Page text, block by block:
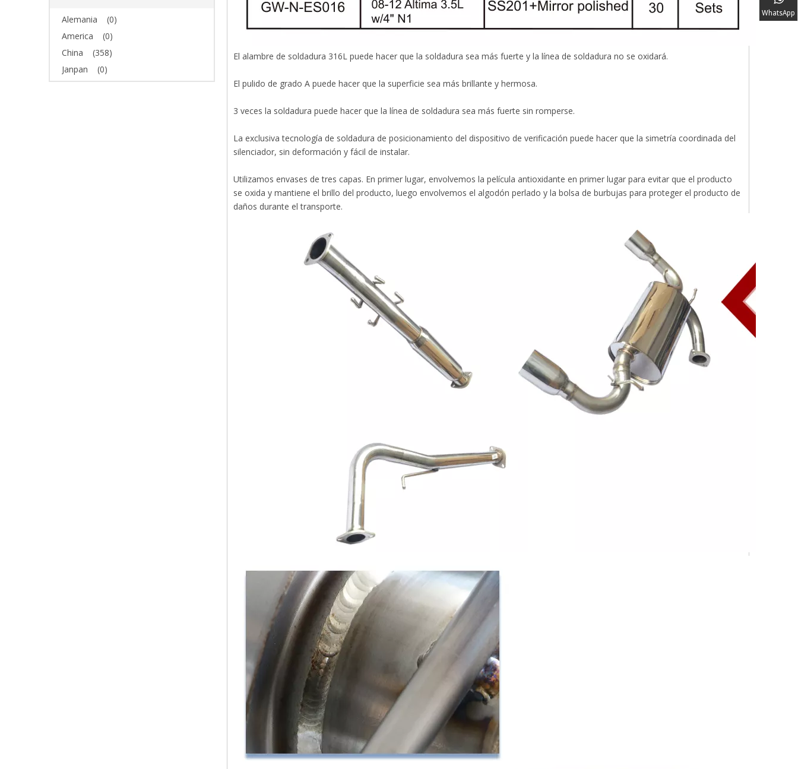
Alemania
(0)
America
(0)
China
(358)
Janpan
(0)
El alambre de soldadura 316L puede hacer que la soldadura sea más fuerte y la línea de soldadura no se oxidará.
El pulido de grado A puede hacer que la superficie sea más brillante y hermosa.
3 veces la soldadura puede hacer que la línea de soldadura sea más fuerte sin romperse.
La exclusiva tecnología de soldadura de posicionamiento del dispositivo de verificación puede hacer que la simetría coordinada del
silenciador, sin deformación y fácil de instalar.
Utilizamos envases de tres capas. En primer lugar, envolvemos la película antioxidante en primer lugar para evitar que el producto
se oxida y mantiene el brillo del producto, luego envolvemos el algodón perlado y la bolsa de burbujas para proteger el producto de
daños durante el transporte.
WhatsApp